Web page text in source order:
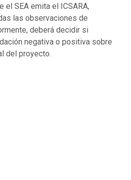
el SEA emita el ICSARA,
las observaciones de
deberá decidir si
negativa o positiva sobre
del proyecto.